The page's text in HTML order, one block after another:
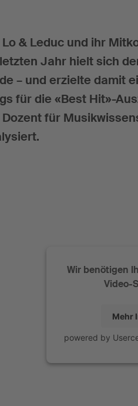
& Leduc und ihr
Jahr hielt sich
– und erzielte damit
für die «Best Hit»-
für
Wir benötigen
Video-
Mehr
powered by